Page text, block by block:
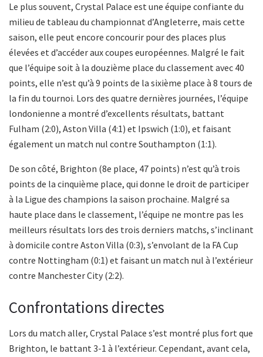
Le plus souvent, Crystal Palace est une équipe confiante du
milieu de tableau du championnat d’Angleterre, mais cette
saison, elle peut encore concourir pour des places plus
élevées et d’accéder aux coupes européennes. Malgré le fait
que l’équipe soit à la douzième place du classement avec 40
points, elle n’est qu’à 9 points de la sixième place à 8 tours de
la fin du tournoi. Lors des quatre dernières journées, l’équipe
londonienne a montré d’excellents résultats, battant
Fulham (2:0), Aston Villa (4:1) et Ipswich (1:0), et faisant
également un match nul contre Southampton (1:1).
De son côté, Brighton (8e place, 47 points) n’est qu’à trois
points de la cinquième place, qui donne le droit de participer
à la Ligue des champions la saison prochaine. Malgré sa
haute place dans le classement, l’équipe ne montre pas les
meilleurs résultats lors des trois derniers matchs, s’inclinant
à domicile contre Aston Villa (0:3), s’envolant de la FA Cup
contre Nottingham (0:1) et faisant un match nul à l’extérieur
contre Manchester City (2:2).
Confrontations directes
Lors du match aller, Crystal Palace s’est montré plus fort que
Brighton, le battant 3-1 à l’extérieur. Cependant, avant cela,